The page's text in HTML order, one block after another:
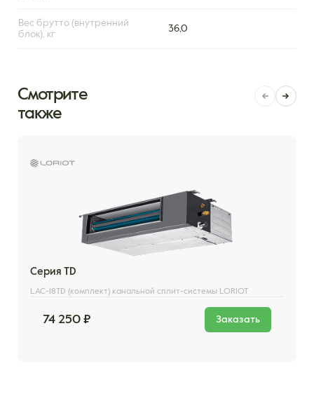
Вес брутто (внутренний
блок), кг
36,0
Смотрите
также
Серия ТD
LAC-18TD (комплект) канальной сплит-системы LORIOT
74 250 ₽ Заказать